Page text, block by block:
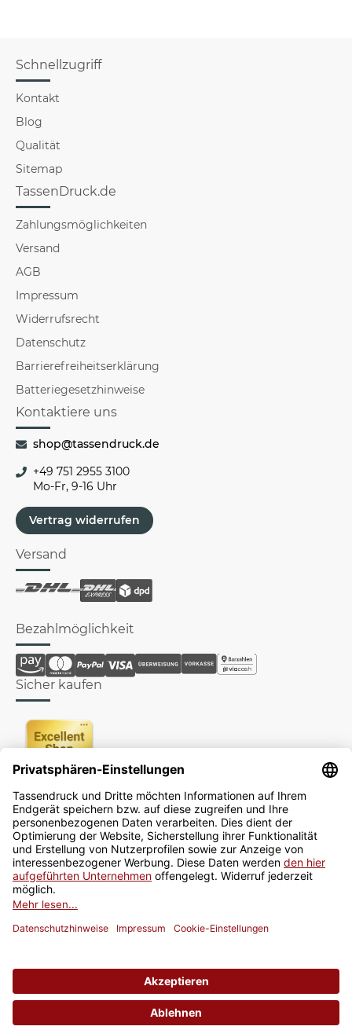
Schnellzugriff
Kontakt
Blog
Qualität
Sitemap
TassenDruck.de
Zahlungsmöglichkeiten
Versand
AGB
Impressum
Widerrufsrecht
Datenschutz
Barrierefreiheitserklärung
Batteriegesetzhinweise
Kontaktiere uns
shop@tassendruck.de
+49 751 2955 3100
Mo-Fr, 9-16 Uhr
Vertrag widerrufen
Versand
Bezahlmöglichkeit
Sicher kaufen
Newsletter